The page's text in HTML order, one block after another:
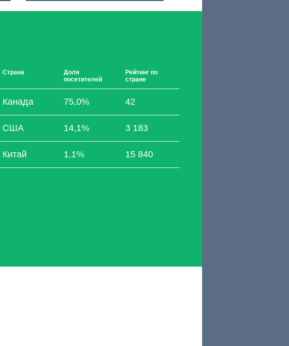
Страна
Доля
посетителей
Рейтинг по
стране
Канада 75,0% 42
США 14,1% 3 183
Китай 1,1% 15 840